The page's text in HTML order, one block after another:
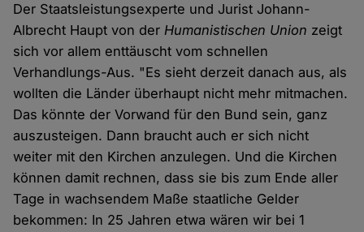
Der Staatsleistungsexperte und Jurist Johann-
Albrecht Haupt von derHumanistischen Union zeigt
sich vor allem enttäuscht vom schnellen
Verhandlungs-Aus. "Es sieht derzeit danach aus, als
wollten die Länder überhaupt nicht mehr mitmachen.
Das könnte der Vorwand für den Bund sein, ganz
auszusteigen. Dann braucht auch er sich nicht
weiter mit den Kirchen anzulegen. Und die Kirchen
können damit rechnen, dass sie bis zum Ende aller
Tage in wachsendem Maße staatliche Gelder
bekommen: In 25 Jahren etwa wären wir bei 1